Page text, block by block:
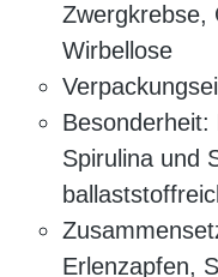
Zwergkrebse,
Wirbellose
Besonderheit:
Spirulina und
Erlenzapfen,